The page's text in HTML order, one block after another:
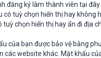
đăng ký làm thành viên tại
có tuỳ chọn hiển thị hay
tuỳ chọn hiển thị hay ẩn đi địa
của bạn được bảo vệ bằng
các website khác. Mật khẩu